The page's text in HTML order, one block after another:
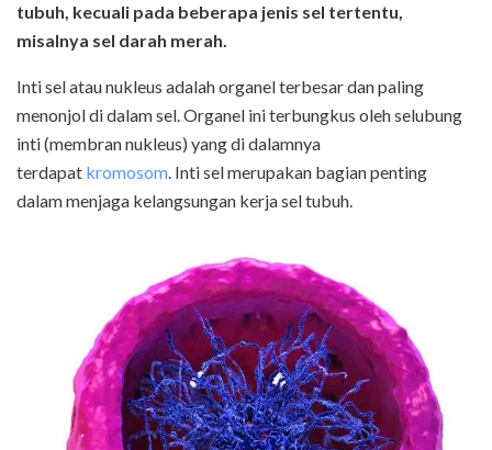
tubuh, kecuali pada beberapa jenis sel tertentu,
misalnya sel darah merah.
Inti sel atau nukleus adalah organel terbesar dan paling
menonjol di dalam sel. Organel ini terbungkus oleh selubung
inti (membran nukleus) yang di dalamnya
terdapat kromosom. Inti sel merupakan bagian penting
dalam menjaga kelangsungan kerja sel tubuh.